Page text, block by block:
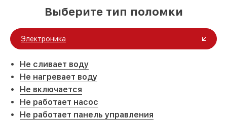
Выберите тип поломки
Электроника
Не сливает воду
Не нагревает воду
Не включается
Не работает насос
Не работает панель управления